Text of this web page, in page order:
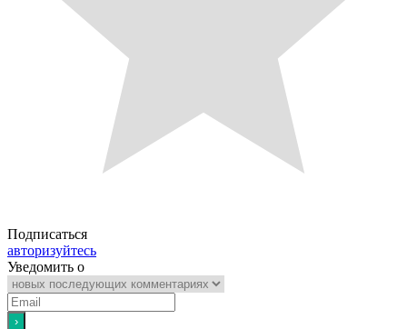
Подписаться
авторизуйтесь
Уведомить о